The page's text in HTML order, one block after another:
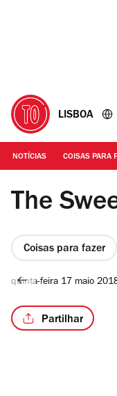
LISBOA
NOTÍCIAS COISAS PARA
Fotografia: Manuel
The
Coisas para fazer
quinta-feira 17 maio
Partilhar